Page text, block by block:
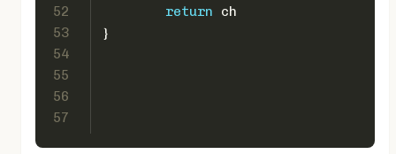
52
53
54
55
56
57
return ch
}